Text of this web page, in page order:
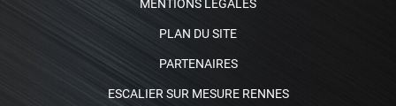
MENTIONS LÉGALES
PLAN DU SITE
PARTENAIRES
ESCALIER SUR MESURE RENNES